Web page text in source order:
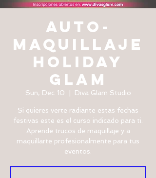
AUTO-
MAQUILLAJE
HOLIDAY
GLAM
Sun, Dec 10 Diva Glam Studio
Si quieres verte radiante estas fechas
festivas este es el curso indicado para ti.
Aprende trucos de maquillaje y a
maquillarte profesionalmente para tus